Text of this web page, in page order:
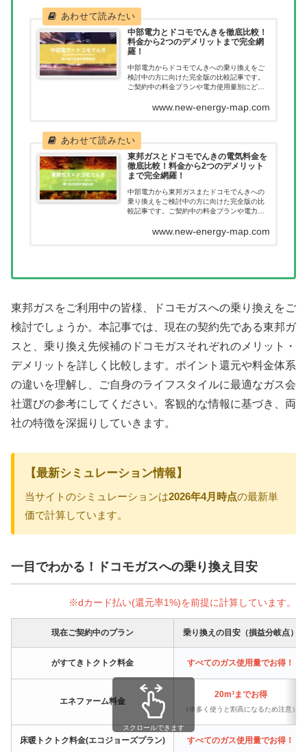
中部電力とドコモでんきを徹底比較！
料金から2つのデメリットまで完全網
羅！
中部電力からドコモでんきへの乗り換えをご
検討中の方に向けた完全版の比較記事です。
ご契約中の料金プランや電力使用量別にどれ
ます。新電力へ乗り換えたあとに料金が高く
い。
www.new-energy-map.com
東邦ガスとドコモでんきの電気料金を
徹底比較！料金から2つのデメリット
まで完全網羅！
中部電力から東邦ガスまたドコモでんきへの
乗り換えをご検討中の方に向けた完全版の比
較記事です。ご契約中の料金プランや電力使
確認いただけます。新電力へ乗り換えたあと
www.new-energy-map.com
東邦ガスをご利用中の皆様、ドコモガスへの乗り換えをご
検討でしょうか。本記事では、現在の契約先である東邦ガ
スと、乗り換え先候補のドコモガスそれぞれのメリット・
デメリットを詳しく比較します。ポイント還元や料金体系
の違いを理解し、ご自身のライフスタイルに最適なガス会
社選びの参考にしてください。客観的な情報に基づき、両
社の特徴を深掘りしていきます。
【最新シミュレーション情報】
当サイトのシミュレーションは2026年4月時点の最新単
価で計算しています。
一目でわかる！ドコモガスへの乗り換え目安
※dカード払い(還元率1%)を前提に計算しています。
現在ご契約中のプラン 乗り換えの目安（損益分岐点）
がすてきトクトク料金 すべてのガス使用量でお得！
エネファーム料金
20m³までお得
（※多く使うと割高になるため注意）
床暖トクトク料金(エコジョーズプラン) すべてのガス使用量でお得！
スクロールできます